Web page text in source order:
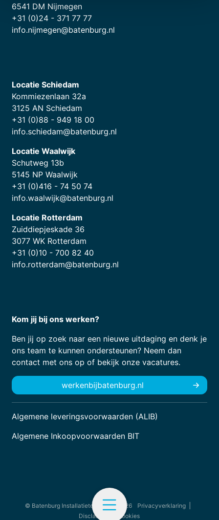
6541 DM Nijmegen
+31 (0)24 - 371 77 77
info.nijmegen@batenburg.nl
Locatie Schiedam
Kommiezenlaan 32a
3125 AN Schiedam
+31 (0)88 - 949 18 00
info.schiedam@batenburg.nl
Locatie Waalwijk
Schutweg 13b
5145 NP Waalwijk
+31 (0)416 - 74 50 74
info.waalwijk@batenburg.nl
Locatie Rotterdam
Zuiddiepjeskade 36
3077 WK Rotterdam
+31 (0)10 - 700 82 40
info.rotterdam@batenburg.nl
Kom jij bij ons werken?
Ben jij op zoek naar een nieuwe uitdaging en denk je
ons team te kunnen ondersteunen? Neem dan
contact met ons op of bekijk onze vacatures.
werkenbijbatenburg.nl
Algemene leveringsvoorwaarden (ALIB)
Algemene Inkoopvoorwaarden BIT
© Batenburg Installatietechniek - 2026
Privacyverklaring
Disclaimer
Cookies